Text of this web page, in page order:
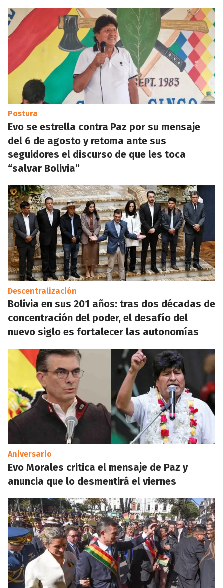
Postura
Evo se estrella contra Paz por su mensaje
del 6 de agosto y retoma ante sus
seguidores el discurso de que les toca
“salvar Bolivia”
Descentralización
Bolivia en sus 201 años: tras dos décadas de
concentración del poder, el desafío del
nuevo siglo es fortalecer las autonomías
Aniversario
Evo Morales critica el mensaje de Paz y
anuncia que lo desmentirá el viernes